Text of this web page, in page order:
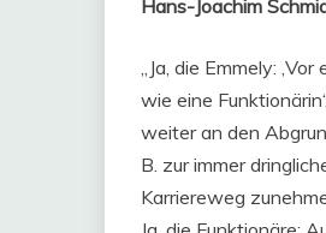
Hans-Joachim
„Ja, die Emmely:
wie eine
weiter an den
B. zur immer
Karriereweg